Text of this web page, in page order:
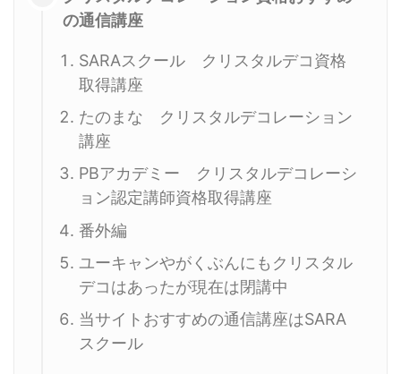
の通信講座
SARAスクール クリスタルデコ資格
取得講座
たのまな クリスタルデコレーション
講座
PBアカデミー クリスタルデコレーシ
ョン認定講師資格取得講座
番外編
ユーキャンやがくぶんにもクリスタル
デコはあったが現在は閉講中
当サイトおすすめの通信講座はSARA
スクール